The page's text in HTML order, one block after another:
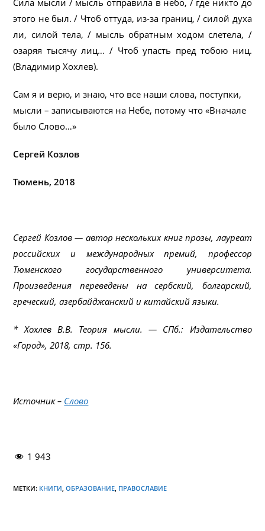
Сила мысли / мысль отправила в небо, / где никто до
этого не был. / Чтоб оттуда, из-за границ, / силой духа
ли, силой тела, / мысль обратным ходом слетела, /
озаряя тысячу лиц… / Чтоб упасть пред тобою ниц.
(Владимир Хохлев).
Сам я и верю, и знаю, что все наши слова, поступки,
мысли – записываются на Небе, потому что «Вначале
было Слово…»
Сергей Козлов
Тюмень, 2018
Сергей Козлов — автор нескольких книг прозы, лауреат
российских и международных премий, профессор
Тюменского государственного университета.
Произведения переведены на сербский, болгарский,
греческий, азербайджанский и китайский языки.
* Хохлев В.В. Теория мысли. — СПб.: Издательство
«Город», 2018, стр. 156.
Источник – Слово
1 943
МЕТКИ: КНИГИ, ОБРАЗОВАНИЕ, ПРАВОСЛАВИЕ